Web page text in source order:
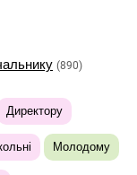
(890)
Директору
Молодому